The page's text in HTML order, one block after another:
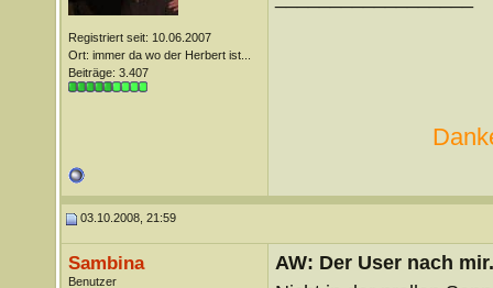
Registriert seit: 10.06.2007
Ort: immer da wo der Herbert ist...
Beiträge: 3.407
03.10.2008, 21:59
Sambina
Benutzer
AW: Der User nach